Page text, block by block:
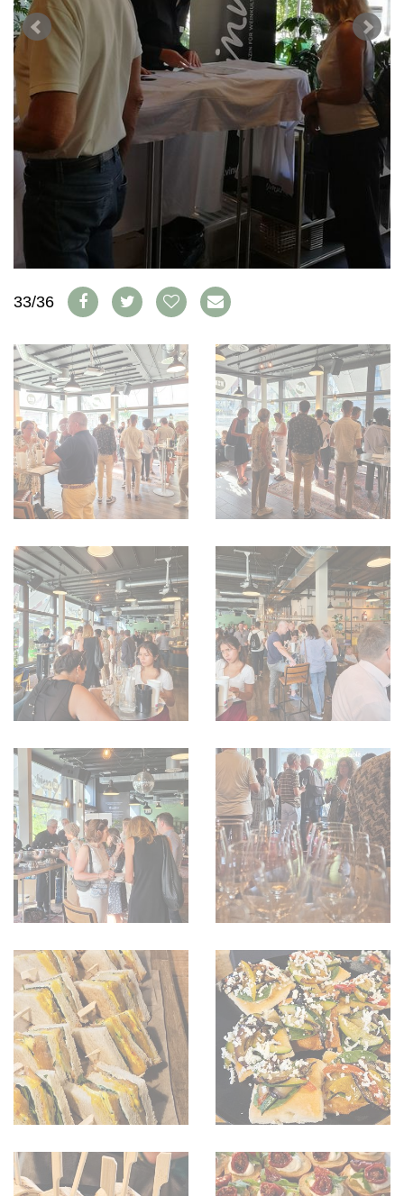
ABO
AUSGABE
ARCHIV
VORTEILSWELT
BÜCHER
WEINSZENE
PORTRAITS
VINOPHILES
ARCHIV
ANMELDEN
AWARDS
GEWINNSPIELE
VORTEILSWELT
TRINKREIFETABELLE
ABO
WEINSUCHE
WINE TRADE CLUB
REDAKTION
WERBUNG
IMPRESSUM
AGB & DATENSCHUTZ
FAQ
33/36